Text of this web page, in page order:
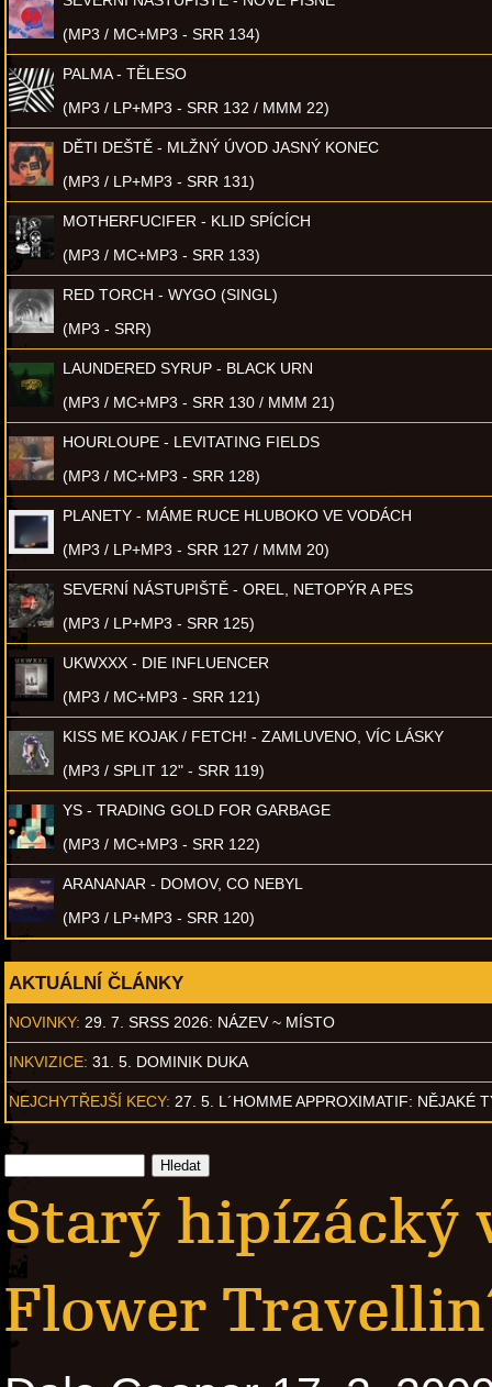
(MP3 / MC+MP3 - SRR 134)
PALMA - TĚLESO
(MP3 / LP+MP3 - SRR 132 / MMM 22)
DĚTI DEŠTĚ - MLŽNÝ ÚVOD JASNÝ KONEC
(MP3 / LP+MP3 - SRR 131)
MOTHERFUCIFER - KLID SPÍCÍCH
(MP3 / MC+MP3 - SRR 133)
RED TORCH - WYGO (SINGL)
(MP3 - SRR)
LAUNDERED SYRUP - BLACK URN
(MP3 / MC+MP3 - SRR 130 / MMM 21)
HOURLOUPE - LEVITATING FIELDS
(MP3 / MC+MP3 - SRR 128)
PLANETY - MÁME RUCE HLUBOKO VE VODÁCH
(MP3 / LP+MP3 - SRR 127 / MMM 20)
SEVERNÍ NÁSTUPIŠTĚ - OREL, NETOPÝR A PES
(MP3 / LP+MP3 - SRR 125)
UKWXXX - DIE INFLUENCER
(MP3 / MC+MP3 - SRR 121)
KISS ME KOJAK / FETCH! - ZAMLUVENO, VÍC LÁSKY
(MP3 / SPLIT 12" - SRR 119)
YS - TRADING GOLD FOR GARBAGE
(MP3 / MC+MP3 - SRR 122)
ARANANAR - DOMOV, CO NEBYL
(MP3 / LP+MP3 - SRR 120)
AKTUÁLNÍ ČLÁNKY
NOVINKY: 29. 7. SRSS 2026: NÁZEV ~ MÍSTO
INKVIZICE: 31. 5. DOMINIK DUKA
NEJCHYTŘEJŠÍ KECY: 27. 5. L´HOMME APPROXIMATIF: NĚJAKÉ
Starý hipízácký
Flower